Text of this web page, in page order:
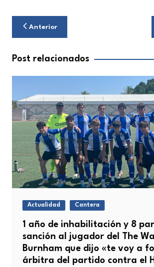
Navegación
de
entradas
Anterior
Post relacionados
Actualidad Cantera
1 año de inhabilitación y 8
sanción al jugador del The
Burnham que dijo «te voy a
árbitra del partido contra el